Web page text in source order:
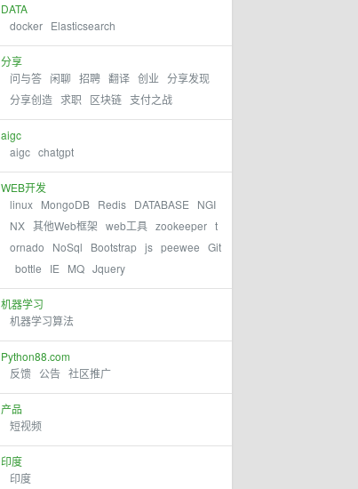
DATA
docker Elasticsearch
分享
问与答 闲聊 招聘 翻译 创业 分享发现
分享创造 求职 区块链 支付之战
aigc
aigc chatgpt
WEB开发
linux MongoDB Redis DATABASE
NGI
NX 其他Web框架 web工具 zookeeper t
ornado
NoSql Bootstrap js peewee Git
bottle
IE MQ Jquery
机器学习
机器学习算法
Python88.com
反馈 公告 社区推广
产品
短视频
印度
印度